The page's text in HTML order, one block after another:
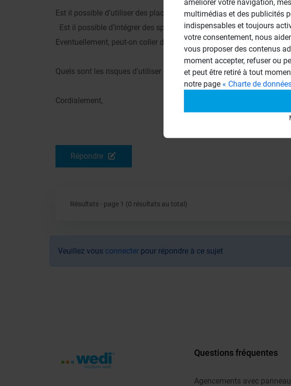
Est il possible d’utiliser des plaques wedi vapor pour la réalisation
Est il possible d’intégrer des spots leds dans les dits panneaux
Eventuellement, peut-on coller des wedi vapor sur un faux plafond
Quels sont les risques d'utiliser ces panneaux en faux plafond ?
Cordialement,
Répondre
Résultats - page 1 (0 résultats au total)
Veuillez vous connecter pour répondre à ce sujet
Questions fréquentes
Agencements avec
améliorer votre navigation,
multimédias et des publicités
indispensables et toujours
votre consentement, nous
vous proposer des contenus
moment accepter, refuser ou
et peut être retiré à tout
notre page « Charte de